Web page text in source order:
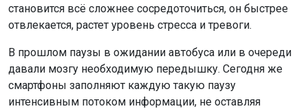
становится всё сложнее сосредоточиться, он быстрее
отвлекается, растет уровень стресса и тревоги.
В прошлом паузы в ожидании автобуса или в очереди
давали мозгу необходимую передышку. Сегодня же
смартфоны заполняют каждую такую паузу
интенсивным потоком информации, не оставляя